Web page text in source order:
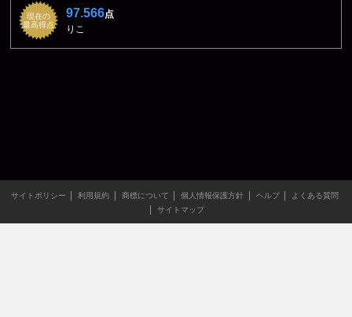
現在の
最高得点
97.566点
りこ
サイトポリシー 利用規約 商標について 個人情報保護方針 ヘルプ
よくある質問
サイトマップ